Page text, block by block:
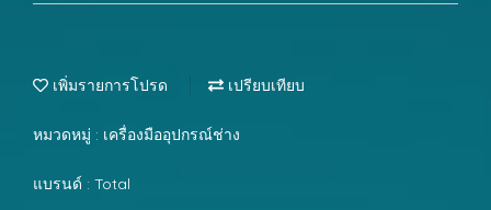
เพิ่มรายการโปรด เปรียบเทียบ
หมวดหมู่ : เครื่องมืออุปกรณ์ช่าง
แบรนด์ : Total